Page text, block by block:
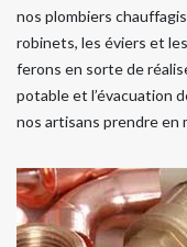
nos plombiers
robinets, les éviers et
ferons en sorte de
potable et l’évacuation
nos artisans prendre en